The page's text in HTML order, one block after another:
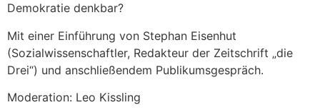
Demokratie denkbar?
Mit einer Einführung von Stephan Eisenhut
(Sozialwissenschaftler, Redakteur der Zeitschrift „die
Drei“) und anschließendem Publikumsgespräch.
Moderation: Leo Kissling